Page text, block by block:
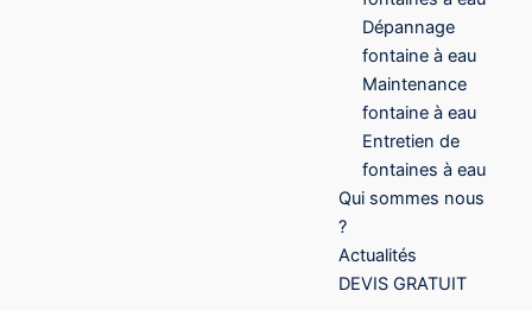
Dépannage
fontaine à eau
Maintenance
fontaine à eau
Entretien de
fontaines à eau
Qui sommes nous
?
Actualités
DEVIS GRATUIT